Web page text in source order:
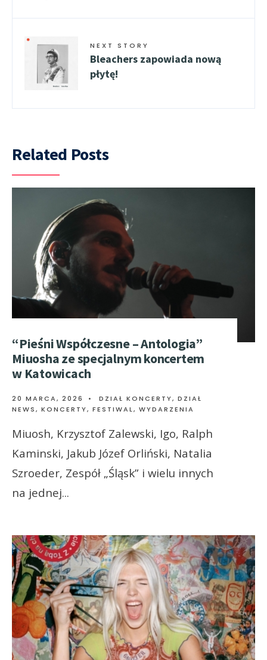
NEXT STORY
Bleachers zapowiada nową
płytę!
Related Posts
“Pieśni Współczesne – Antologia”
Miuosha ze specjalnym koncertem
w Katowicach
20 MARCA, 2026 • DZIAŁ KONCERTY, DZIAŁ
NEWS, KONCERTY, FESTIWAL, WYDARZENIA
Miuosh, Krzysztof Zalewski, Igo, Ralph
Kaminski, Jakub Józef Orliński, Natalia
Szroeder, Zespół „Śląsk” i wielu innych
na jednej...